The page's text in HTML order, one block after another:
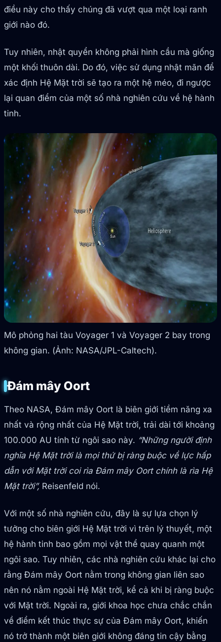
điều này cho thấy chúng đã vượt qua một loại ranh
giới nào đó.
Tuy nhiên, nhật quyển không phải hình cầu mà giống
một khối thuôn dài. Do đó, việc sử dụng nhật mãn để
xác định Hệ Mặt trời sẽ tạo ra một hệ méo, đi ngược
lại quan điểm của một số nhà nghiên cứu về hệ hành
tinh.
Mô phỏng hai tàu Voyager 1 và Voyager 2 bay trong
không gian. (Ảnh: NASA/JPL-Caltech).
Đám mây Oort
Theo NASA, Đám mây Oort là biên giới tiềm năng xa
nhất và rộng nhất của Hệ Mặt trời, trải dài tới khoảng
100.000 AU tính từ ngôi sao này. “Những người định
nghĩa Hệ Mặt trời là mọi thứ bị ràng buộc về lực hấp
dẫn với Mặt trời coi rìa Đám mây Oort chính là rìa Hệ
Mặt trời”, Reisenfeld nói.
Với một số nhà nghiên cứu, đây là sự lựa chọn lý
tưởng cho biên giới Hệ Mặt trời vì trên lý thuyết, một
hệ hành tinh bao gồm mọi vật thể quay quanh một
ngôi sao. Tuy nhiên, các nhà nghiên cứu khác lại cho
rằng Đám mây Oort nằm trong không gian liên sao
nên nó nằm ngoài Hệ Mặt trời, kể cả khi bị ràng buộc
với Mặt trời. Ngoài ra, giới khoa học chưa chắc chắn
về điểm kết thúc thực sự của Đám mây Oort, khiến
nó trở thành một biên giới không đáng tin cậy bằng